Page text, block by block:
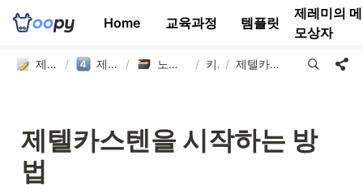
제텔카스텐 연구소 / 제텔카스텐 템플릿 / 노션 제텔카스텐 템플릿 / 키워드/ 제텔카스텐을 시작하는 방법
제텔카스텐을 시작하는 방
법
Home 교육과정 템플릿
제레미의 메
모상자